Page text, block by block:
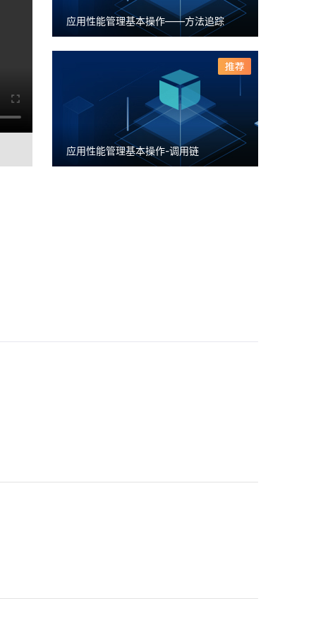
应用性能管理基本操作——方法追踪
应用性能管理基本操作-调用链